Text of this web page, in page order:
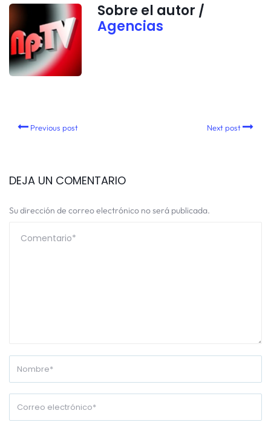
Sobre el autor /
Agencias
Previous post Next post
DEJA UN COMENTARIO
Su dirección de correo electrónico no será publicada.